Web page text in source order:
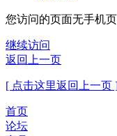
您访问的页面无手机
继续访问
返回上一页
[ 点击这里返回上一页
首页
论坛